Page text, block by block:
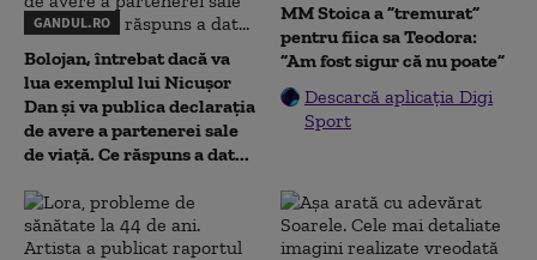
GANDUL.RO
Bolojan, întrebat dacă va
lua exemplul lui Nicușor
Dan și va publica declarația
de avere a partenerei sale
de viață. Ce răspuns a dat...
MM Stoica a ”tremurat”
pentru fiica sa Teodora:
”Am fost sigur că nu poate”
Descarcă aplicația Digi
Sport